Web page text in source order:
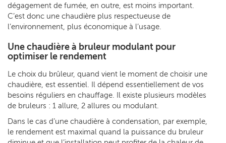
dégagement de fumée, en outre, est moins important.
C’est donc une chaudière plus respectueuse de
l’environnement, plus économique à l’usage.
Une chaudière à bruleur modulant pour
optimiser le rendement
Le choix du brûleur, quand vient le moment de choisir une
chaudière, est essentiel. Il dépend essentiellement de vos
besoins réguliers en chauffage. Il existe plusieurs modèles
de bruleurs : 1 allure, 2 allures ou modulant.
Dans le cas d’une chaudière à condensation, par exemple,
le rendement est maximal quand la puissance du bruleur